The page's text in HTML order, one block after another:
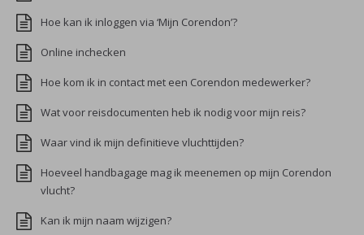
Hoe kan ik inloggen via ‘Mijn Corendon’?
Online inchecken
Hoe kom ik in contact met een Corendon medewerker?
Wat voor reisdocumenten heb ik nodig voor mijn reis?
Waar vind ik mijn definitieve vluchttijden?
Hoeveel handbagage mag ik meenemen op mijn Corendon
vlucht?
Kan ik mijn naam wijzigen?